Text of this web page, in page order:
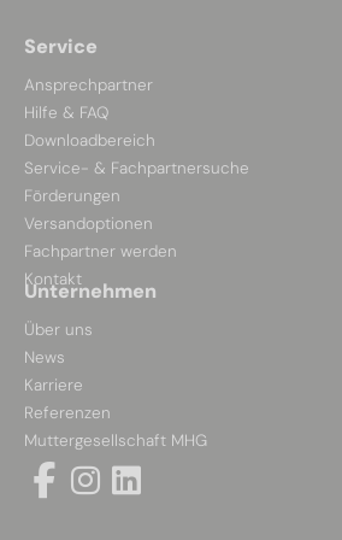
Service
Ansprechpartner
Hilfe & FAQ
Downloadbereich
Service- & Fachpartnersuche
Förderungen
Versandoptionen
Fachpartner werden
Kontakt
Unternehmen
Über uns
News
Karriere
Referenzen
Muttergesellschaft MHG